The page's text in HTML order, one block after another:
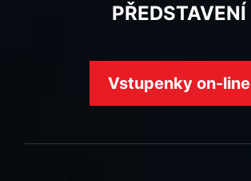
PŘEDSTAVENÍ
Vstupenky on-line